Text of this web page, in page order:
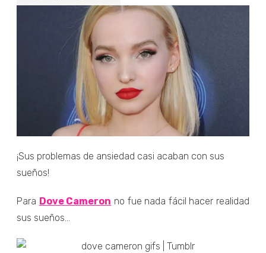
¡Sus problemas de ansiedad casi acaban con sus
sueños!
Para Dove Cameron no fue nada fácil hacer realidad
sus sueños...